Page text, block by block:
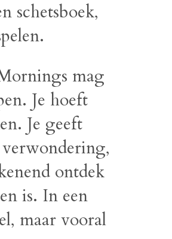
schetsboek,
mag
Je hoeft
Je geeft
ontdek
is. In een
maar vooral